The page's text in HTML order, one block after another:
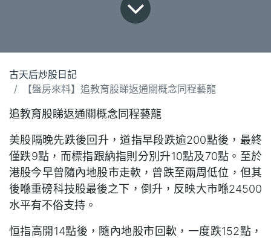
古天后炒股日記
【盤房來料】追教育股睇返通關概念同程藝龍
追教育股睇返通關概念同程藝龍
美股隔晚先跌後回升，道指早段跌逾200點後，最終
僅跌9點，而標指跟納指則分別升10點及70點。至於
港股今早曾隨內地股市走軟，曾跌至兩周低位，但其
後喺重磅科技股最後之下，倒升，反映大市喺24500
水平有不俗支持。
恒指高開14點後，隨內地股市回軟，一度跌152點，